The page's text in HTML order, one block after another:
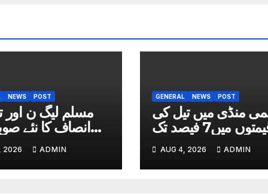
NEWS POST
مسلم لیگ ن اور
انصاف کا نئے
2026 ADMIN
GENERAL NEWS POST
منڈی میں تیل کی
قیمتوں میں7 فیصد تک
کمی
AUG 4, 2026 ADMIN